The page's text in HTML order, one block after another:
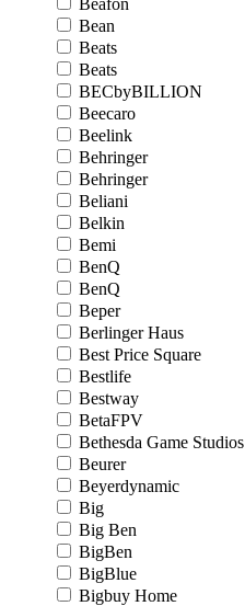
Beafon
Bean
Beats
Beats
BECbyBILLION
Beecaro
Beelink
Behringer
Behringer
Beliani
Belkin
Bemi
BenQ
BenQ
Beper
Berlinger Haus
Best Price Square
Bestlife
Bestway
BetaFPV
Bethesda Game Studios
Beurer
Beyerdynamic
Big
Big Ben
BigBen
BigBlue
Bigbuy Home